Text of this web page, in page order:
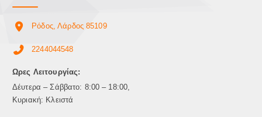
Ρόδος, Λάρδος 85109
2244044548
Ωρες Λειτουργίας:
Δέυτερα – Σάββατο: 8:00 – 18:00,
Κυριακή: Κλειστά